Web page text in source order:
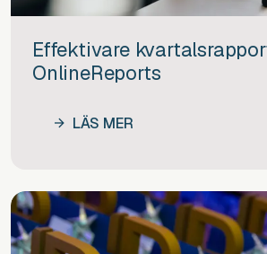
Effektivare
OnlineReports
LÄS MER